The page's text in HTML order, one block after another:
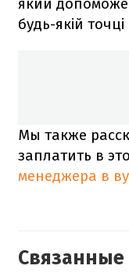
будь-якій точці
Мы также
заплатить в
менеджера в